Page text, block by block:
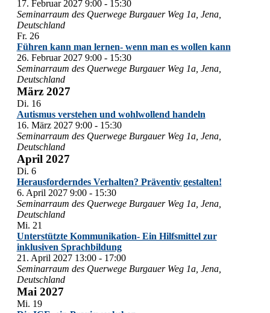
17. Februar 2027 9:00- 15:30
Seminarraum des Querwege Burgauer Weg 1a, Jena,
Deutschland
Fr. 26
Führen kann man lernen- wenn man es wollen kann
26. Februar 2027 9:00- 15:30
Seminarraum des Querwege Burgauer Weg 1a, Jena,
Deutschland
März 2027
Di. 16
Autismus verstehen und wohlwollend handeln
16. März 2027 9:00- 15:30
Seminarraum des Querwege Burgauer Weg 1a, Jena,
Deutschland
April 2027
Di. 6
Herausforderndes Verhalten? Präventiv gestalten!
6. April 2027 9:00- 15:30
Seminarraum des Querwege Burgauer Weg 1a, Jena,
Deutschland
Mi. 21
Unterstützte Kommunikation- Ein Hilfsmittel zur
inklusiven Sprachbildung
21. April 2027 13:00- 17:00
Seminarraum des Querwege Burgauer Weg 1a, Jena,
Deutschland
Mai 2027
Mi. 19